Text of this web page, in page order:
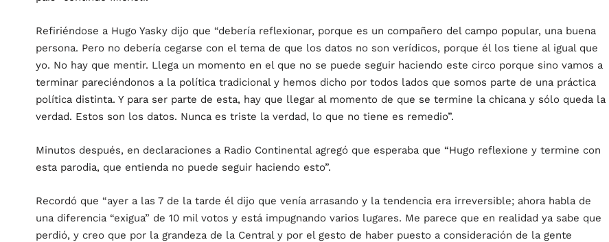
Refiriéndose a Hugo Yasky dijo que “debería reflexionar, porque es un compañero del campo popular, una buena
persona. Pero no debería cegarse con el tema de que los datos no son verídicos, porque él los tiene al igual que
yo. No hay que mentir. Llega un momento en el que no se puede seguir haciendo este circo porque sino vamos a
terminar pareciéndonos a la política tradicional y hemos dicho por todos lados que somos parte de una práctica
política distinta. Y para ser parte de esta, hay que llegar al momento de que se termine la chicana y sólo queda la
verdad. Estos son los datos. Nunca es triste la verdad, lo que no tiene es remedio”.
Minutos después, en declaraciones a Radio Continental agregó que esperaba que “Hugo reflexione y termine con
esta parodia, que entienda no puede seguir haciendo esto”.
Recordó que “ayer a las 7 de la tarde él dijo que venía arrasando y la tendencia era irreversible; ahora habla de
una diferencia “exigua” de 10 mil votos y está impugnando varios lugares. Me parece que en realidad ya sabe que
perdió, y creo que por la grandeza de la Central y por el gesto de haber puesto a consideración de la gente